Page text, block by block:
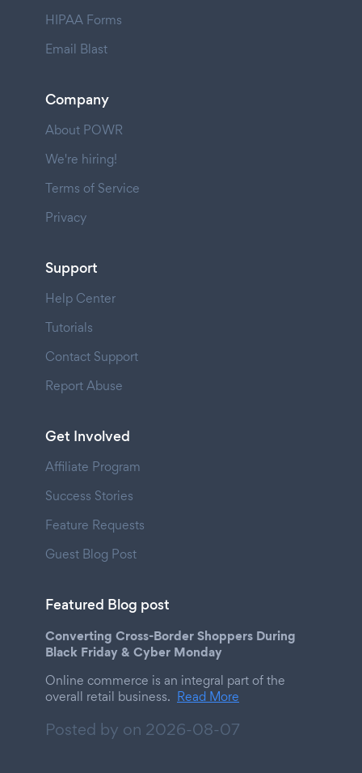
HIPAA Forms
Email Blast
Company
About POWR
We're hiring!
Terms of Service
Privacy
Support
Help Center
Tutorials
Contact Support
Report Abuse
Get Involved
Affiliate Program
Success Stories
Feature Requests
Guest Blog Post
Featured Blog post
Converting Cross-Border Shoppers During
Black Friday & Cyber Monday
Online commerce is an integral part of the
overall retail business. Read More
Posted by on 2026-08-07